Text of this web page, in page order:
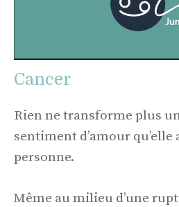
Cancer
Rien ne transforme plus
sentiment d’amour
personne.
Même au milieu d’une